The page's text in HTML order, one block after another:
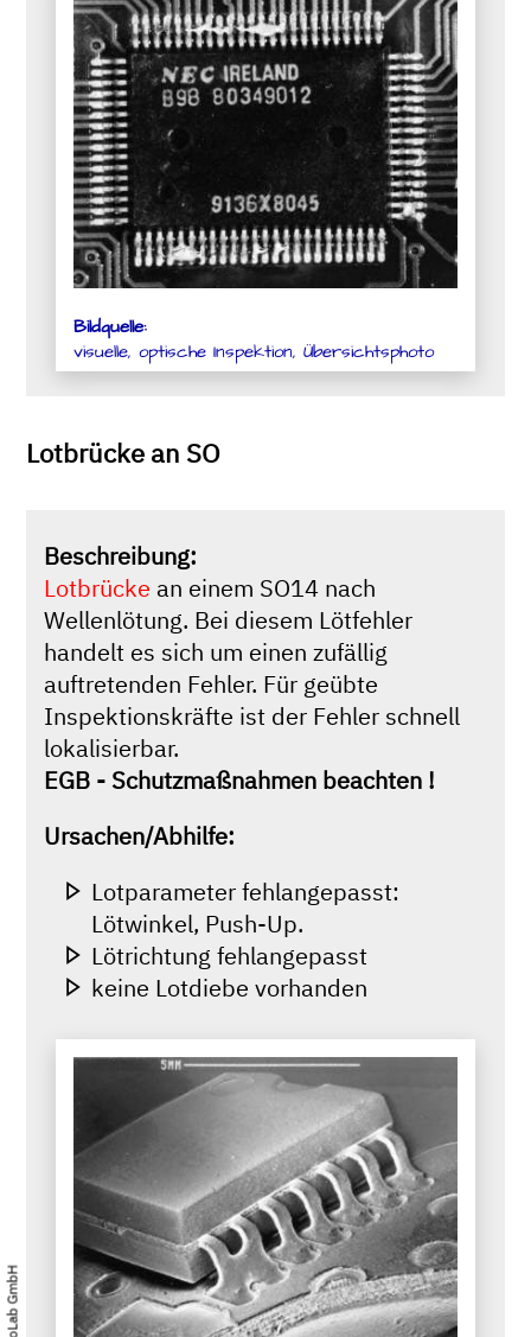
Bildquelle:
visuelle, optische Inspektion, Übersichtsphoto
Lotbrücke an SO
Beschreibung:
Lotbrücke an einem SO14 nach
Wellenlötung. Bei diesem Lötfehler
handelt es sich um einen zufällig
auftretenden Fehler. Für geübte
Inspektionskräfte ist der Fehler schnell
lokalisierbar.
EGB - Schutzmaßnahmen beachten !
Ursachen/Abhilfe:
Lotparameter fehlangepasst:
Lötwinkel, Push-Up.
Lötrichtung fehlangepasst
keine Lotdiebe vorhanden